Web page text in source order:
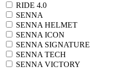
RIDE 4.0
SENNA
SENNA HELMET
SENNA ICON
SENNA SIGNATURE
SENNA TECH
SENNA VICTORY